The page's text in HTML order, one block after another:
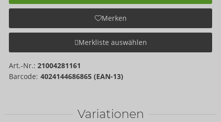
Merken
Merkliste auswählen
Art.-Nr.: 21004281161
Barcode: 4024144686865 (EAN-13)
Variationen